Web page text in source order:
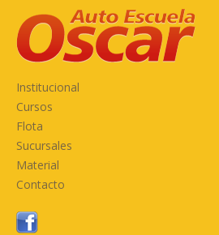
Institucional
Cursos
Flota
Sucursales
Material
Contacto